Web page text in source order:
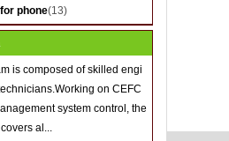
phone(13)
is composed of skilled engi
on CEFC
system control, the
al...